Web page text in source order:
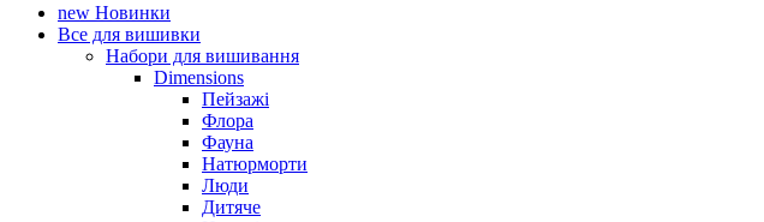
new Новинки
Все для вишивки
Набори для вишивання
Dimensions
Пейзажі
Флора
Фауна
Натюрморти
Люди
Дитяче